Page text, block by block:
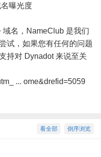
曝光度
域名，NameClub 是我们
试，如果您有任何的问题
持对 Dynadot 来说至关
... ome&drefid=5059
倒序浏览
看全部